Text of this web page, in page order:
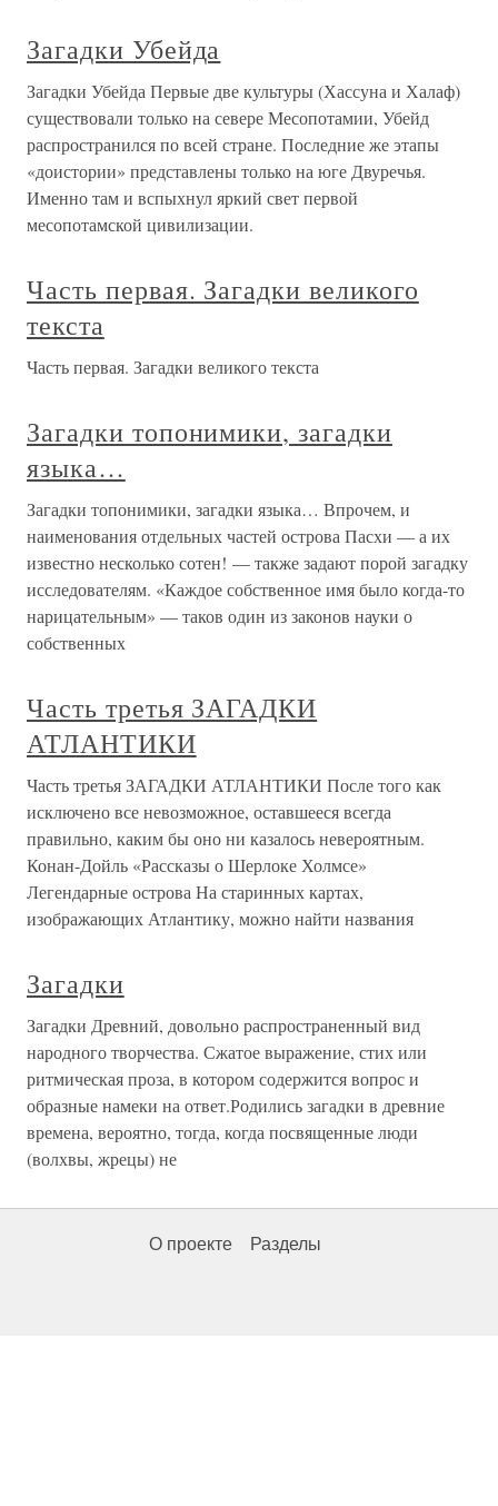
Загадки Убейда
Загадки Убейда Первые две культуры (Хассуна и Халаф)
существовали только на севере Месопотамии, Убейд
распространился по всей стране. Последние же этапы
«доистории» представлены только на юге Двуречья.
Именно там и вспыхнул яркий свет первой
месопотамской цивилизации.
Часть первая. Загадки великого
текста
Часть первая. Загадки великого текста
Загадки топонимики, загадки
языка…
Загадки топонимики, загадки языка… Впрочем, и
наименования отдельных частей острова Пасхи — а их
известно несколько сотен! — также задают порой загадку
исследователям. «Каждое собственное имя было когда-то
нарицательным» — таков один из законов науки о
собственных
Часть третья ЗАГАДКИ
АТЛАНТИКИ
Часть третья ЗАГАДКИ АТЛАНТИКИ После того как
исключено все невозможное, оставшееся всегда
правильно, каким бы оно ни казалось невероятным.
Конан-Дойль «Рассказы о Шерлоке Холмсе»
Легендарные острова На старинных картах,
изображающих Атлантику, можно найти названия
Загадки
Загадки Древний, довольно распространенный вид
народного творчества. Сжатое выражение, стих или
ритмическая проза, в котором содержится вопрос и
образные намеки на ответ.Родились загадки в древние
времена, вероятно, тогда, когда посвященные люди
(волхвы, жрецы) не
О проекте Разделы